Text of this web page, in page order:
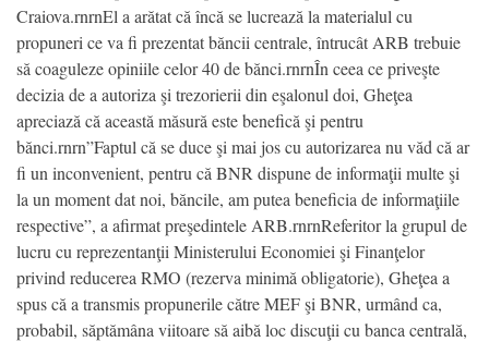
Craiova.rnrnEl a arătat că încă se lucrează la materialul cu
propuneri ce va fi prezentat băncii centrale, întrucât ARB trebuie
să coaguleze opiniile celor 40 de bănci.rnrnÎn ceea ce priveşte
decizia de a autoriza şi trezorierii din eşalonul doi, Gheţea
apreciază că această măsură este benefică şi pentru
bănci.rnrn”Faptul că se duce şi mai jos cu autorizarea nu văd că ar
fi un inconvenient, pentru că BNR dispune de informaţii multe şi
la un moment dat noi, băncile, am putea beneficia de informaţiile
respective”, a afirmat preşedintele ARB.rnrnReferitor la grupul de
lucru cu reprezentanţii Ministerului Economiei şi Finanţelor
privind reducerea RMO (rezerva minimă obligatorie), Gheţea a
spus că a transmis propunerile către MEF şi BNR, urmând ca,
probabil, săptămâna viitoare să aibă loc discuţii cu banca centrală,